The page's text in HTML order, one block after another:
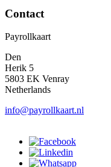
Contact
Payrollkaart
Den
Herik 5
5803 EK Venray
Netherlands
info@payrollkaart.nl